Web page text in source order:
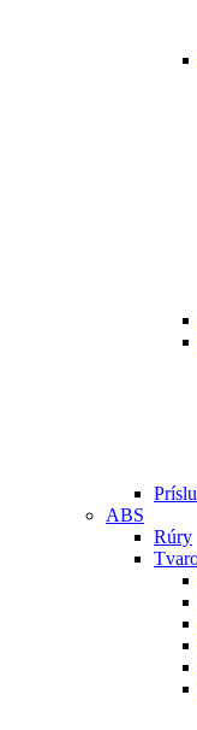
ABS
Rúry